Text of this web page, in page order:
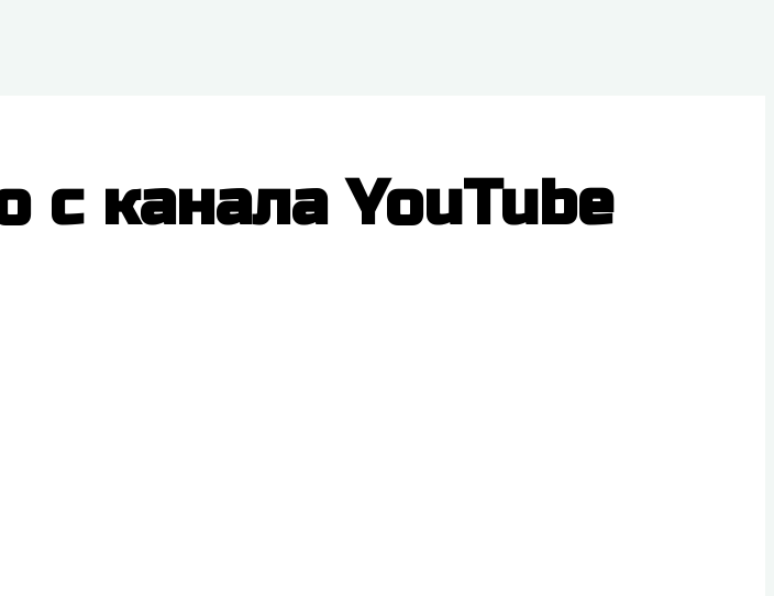
с канала YouTube